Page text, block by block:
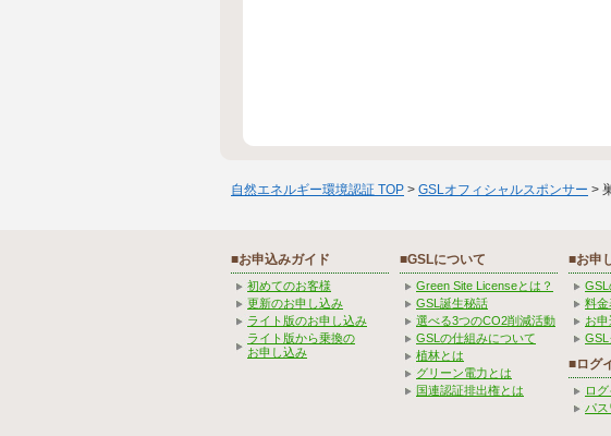
自然エネルギー環境認証 TOP > GSLオフィシャルスポンサー >
■お申込みガイド
初めてのお客様
更新のお申し込み
ライト版のお申し込み
ライト版から乗換の
お申し込み
■GSLについて
Green Site Licenseとは？
GSL誕生秘話
選べる3つのCO2削減活動
GSLの仕組みについて
植林とは
グリーン電力とは
国連認証排出権とは
■お申
GSL
料金
お
GSL
■ログ
ロ
パ